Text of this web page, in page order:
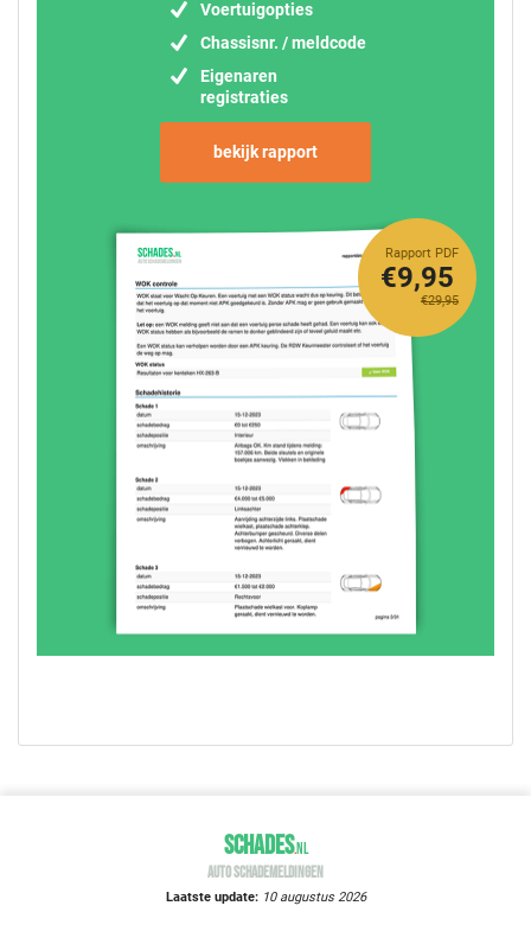
Voertuigopties
Chassisnr. / meldcode
Eigenaren
registraties
bekijk rapport
Rapport PDF
€29,95
€9,95
SCHADES.NL
AUTO SCHADEMELDINGEN
Laatste update: 10 augustus 2026